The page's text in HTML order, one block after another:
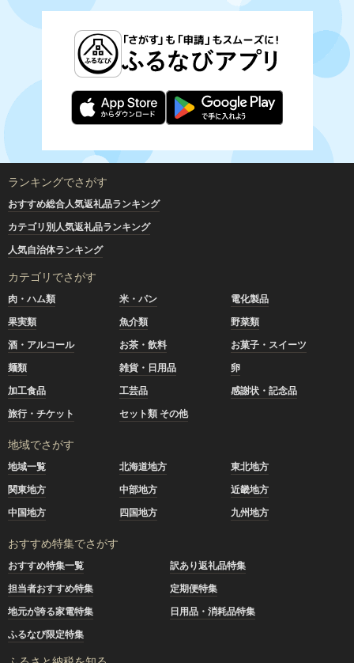
ランキングでさがす
おすすめ総合人気返礼品ランキング
カテゴリ別人気返礼品ランキング
人気自治体ランキング
カテゴリでさがす
肉・ハム類 米・パン
電化製品
果実類
魚介類
野菜類
酒・アルコール
お茶・飲料
お菓子・スイーツ
麺類
雑貨・日用品
卵
加工食品
工芸品
感謝状・記念品
旅行・チケット
セット類 その他
地域でさがす
地域一覧 北海道地方
東北地方
関東地方
中部地方
近畿地方
中国地方
四国地方 九州地方
おすすめ特集でさがす
おすすめ特集一覧
訳あり返礼品特集
担当者おすすめ特集
定期便特集
地元が誇る家電特集
日用品・消耗品特集
ふるなび限定特集